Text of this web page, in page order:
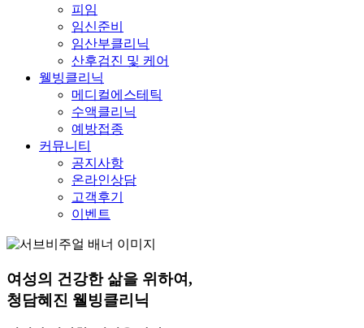
피임
임신준비
임산부클리닉
산후검진 및 케어
웰빙클리닉
메디컬에스테틱
수액클리닉
예방접종
커뮤니티
공지사항
온라인상담
고객후기
이벤트
여성의 건강한 삶을 위하여,
청담혜진 웰빙클리닉